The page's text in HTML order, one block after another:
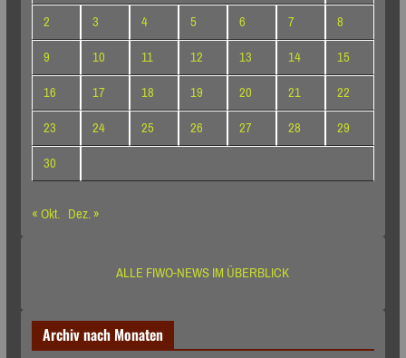
2
3 4 5 6 7
8
9
10 11 12 13 14
15
16
17 18 19 20 21
22
23
24 25 26 27 28
29
30
« Okt. Dez. »
ALLE FIWO-NEWS IM ÜBERBLICK
Archiv nach Monaten